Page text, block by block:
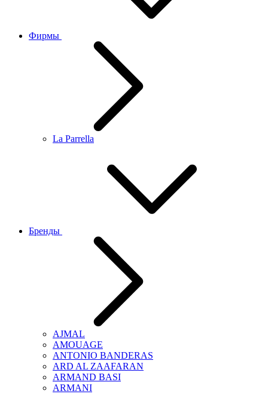
Фирмы
La Parrella
Бренды
AJMAL
AMOUAGE
ANTONIO BANDERAS
ARD AL ZAAFARAN
ARMAND BASI
ARMANI